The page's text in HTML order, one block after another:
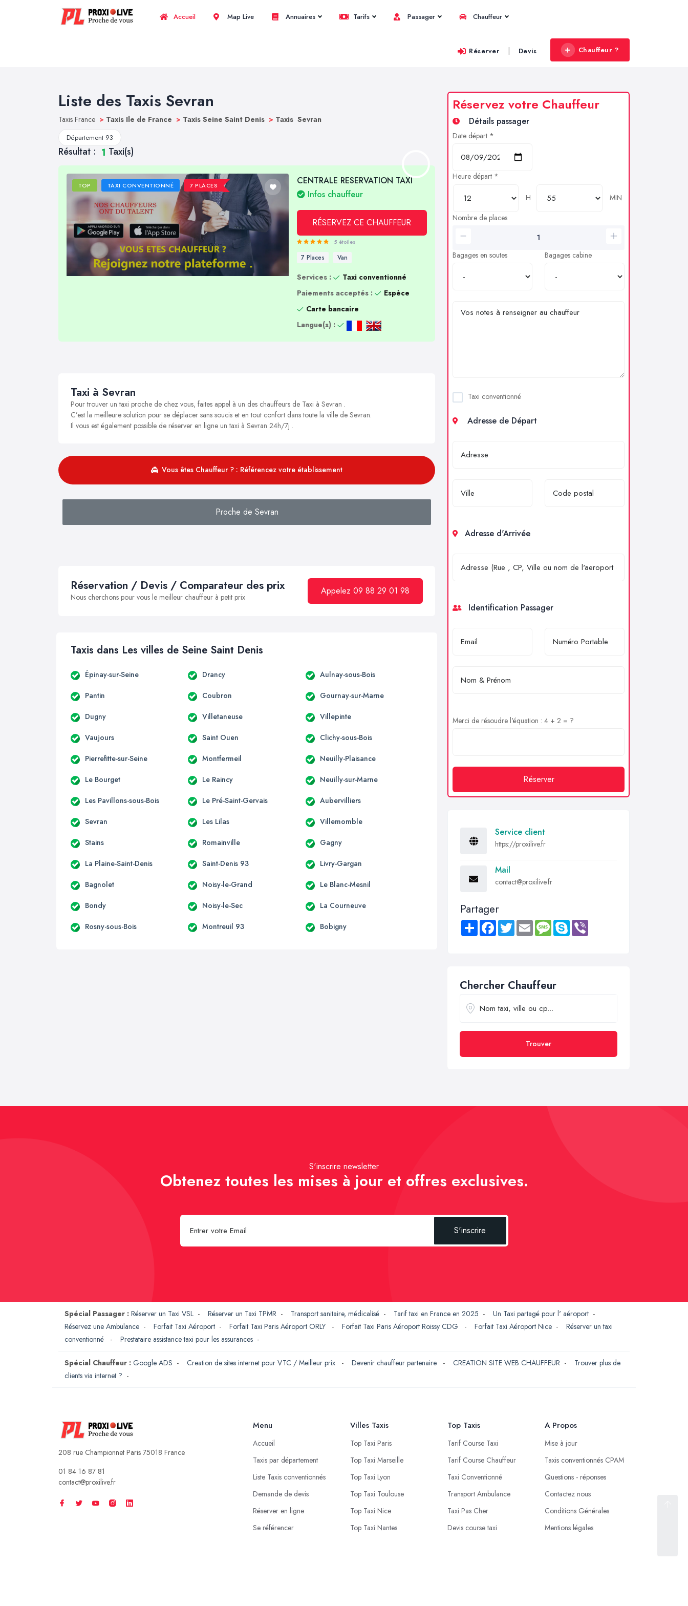
Accueil Map Live Annuaires Tarifs Passager Chauffeur
Réserver | Devis Chauffeur ?
Liste des Taxis Sevran
Taxis France > Taxis Ile de France > Taxis Seine Saint Denis > Taxis Sevran
Département 93
Résultat : 1 Taxi(s)
TOP TAXI CONVENTIONNÉ 7 PLACES
CENTRALE RESERVATION TAXI
Infos chauffeur
RÉSERVEZ CE CHAUFFEUR
5 étoiles
7 Places Van
Services :
Taxi conventionné
Paiements acceptés :
Espèce
Carte bancaire
Langue(s) :
Taxi à Sevran
Pour trouver un taxi proche de chez vous, faites appel à un des chauffeurs de Taxi à Sevran .
C’est la meilleure solution pour se déplacer sans soucis et en tout confort dans toute la ville de Sevran.
Il vous est également possible de réserver en ligne un taxi à Sevran 24h/7j .
Vous êtes Chauffeur ? : Référencez votre établissement
Proche de Sevran
Réservation / Devis / Comparateur des prix
Nous cherchons pour vous le meilleur chauffeur à petit prix
Appelez 09 88 29 01 98
Taxis dans Les villes de Seine Saint Denis
Épinay-sur-Seine Drancy Aulnay-sous-Bois
Pantin Coubron Gournay-sur-Marne
Dugny Villetaneuse Villepinte
Vaujours Saint Ouen Clichy-sous-Bois
Pierrefitte-sur-Seine Montfermeil Neuilly-Plaisance
Le Bourget Le Raincy Neuilly-sur-Marne
Les Pavillons-sous-Bois Le Pré-Saint-Gervais Aubervilliers
Sevran Les Lilas Villemomble
Stains Romainville Gagny
La Plaine-Saint-Denis Saint-Denis 93 Livry-Gargan
Bagnolet Noisy-le-Grand Le Blanc-Mesnil
Bondy Noisy-le-Sec La Courneuve
Rosny-sous-Bois Montreuil 93 Bobigny
Réservez votre Chauffeur
Détails passager
Date départ *
Heure départ *
H
MIN
Nombre de places
Bagages en soutes Bagages cabine
Taxi conventionné
Adresse de Départ
Adresse d'Arrivée
Identification Passager
Merci de résoudre l'équation : 4 + 2 = ?
Réserver
Service client
https://proxilive.fr
Mail
contact@proxilive.fr
Partager
Share FacebookTwitter Email MessageSkype
Chercher Chauffeur
Trouver
S'inscrire newsletter
Obtenez toutes les mises à jour et offres exclusives.
S'inscrire
Spécial Passager : Réserver un Taxi VSL - Réserver un Taxi TPMR - Transport sanitaire, médicalisé - Tarif taxi en France en 2025 - Un Taxi partagé pour l' aéroport -
Réservez une Ambulance - Forfait Taxi Aéroport - Forfait Taxi Paris Aéroport ORLY - Forfait Taxi Paris Aéroport Roissy CDG - Forfait Taxi Aéroport Nice - Réserver un taxi
conventionné
- Prestataire assistance taxi pour les assurances -
Spécial Chauffeur : Google ADS - Creation de sites internet pour VTC / Meilleur prix - Devenir chauffeur partenaire - CREATION SITE WEB CHAUFFEUR - Trouver plus de
clients via internet ? -
208 rue Championnet Paris 75018 France
01 84 16 87 81
contact@proxilive.fr
Menu
Accueil
Taxis par département
Liste Taxis conventionnés
Demande de devis
Réserver en ligne
Se référencer
Villes Taxis
Top Taxi Paris
Top Taxi Marseille
Top Taxi Lyon
Top Taxi Toulouse
Top Taxi Nice
Top Taxi Nantes
Top Taxis
Tarif Course Taxi
Tarif Course Chauffeur
Taxi Conventionné
Transport Ambulance
Taxi Pas Cher
Devis course taxi
A Propos
Mise à jour
Taxis conventionnés CPAM
Questions - réponses
Contactez nous
Conditions Générales
Mentions légales